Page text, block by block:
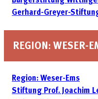
Gerhard-Greyer-
REGION: WESER-
Region: Weser-Ems
Stiftung Prof. Joachim